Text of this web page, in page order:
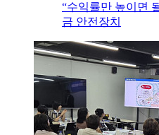
“수익률만 높이면
금 안전장치